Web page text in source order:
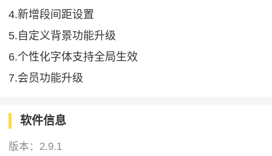
4.新增段间距设置
5.自定义背景功能升级
6.个性化字体支持全局生效
7.会员功能升级
软件信息
版本： 2.9.1